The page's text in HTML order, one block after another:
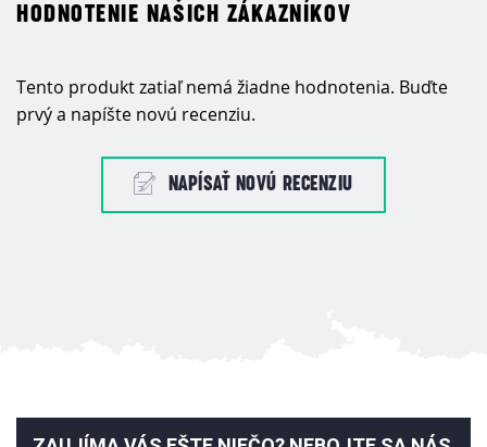
HODNOTENIE NAŠICH ZÁKAZNÍKOV
Tento produkt zatiaľ nemá žiadne hodnotenia. Buďte
prvý a napíšte novú recenziu.
NAPÍSAŤ NOVÚ RECENZIU